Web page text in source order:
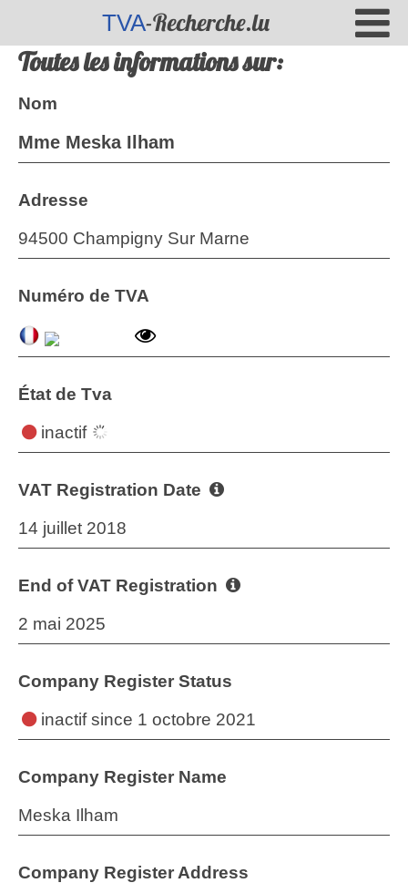
TVA-Recherche.lu
Toutes les informations sur:
Nom
Mme Meska Ilham
Adresse
94500 Champigny Sur Marne
Numéro de TVA
État de Tva
inactif
VAT Registration Date
14 juillet 2018
End of VAT Registration
2 mai 2025
Company Register Status
inactifsince 1 octobre 2021
Company Register Name
Meska Ilham
Company Register Address